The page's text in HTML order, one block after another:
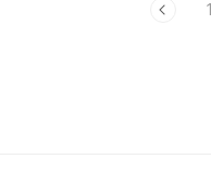
고 있는 분들에게 도움이 될 것이다.]
1